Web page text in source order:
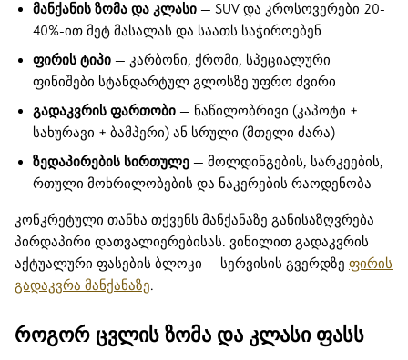
მანქანის ზომა და კლასი — SUV და კროსოვერები 20-
40%-ით მეტ მასალას და საათს საჭიროებენ
ფირის ტიპი — კარბონი, ქრომი, სპეციალური
ფინიშები სტანდარტულ გლოსზე უფრო ძვირი
გადაკვრის ფართობი — ნაწილობრივი (კაპოტი +
სახურავი + ბამპერი) ან სრული (მთელი ძარა)
ზედაპირების სირთულე — მოლდინგების, სარკეების,
რთული მოხრილობების და ნაკერების რაოდენობა
კონკრეტული თანხა თქვენს მანქანაზე განისაზღვრება
პირდაპირი დათვალიერებისას. ვინილით გადაკვრის
აქტუალური ფასების ბლოკი — სერვისის გვერდზე ფირის
გადაკვრა მანქანაზე.
როგორ ცვლის ზომა და კლასი ფასს